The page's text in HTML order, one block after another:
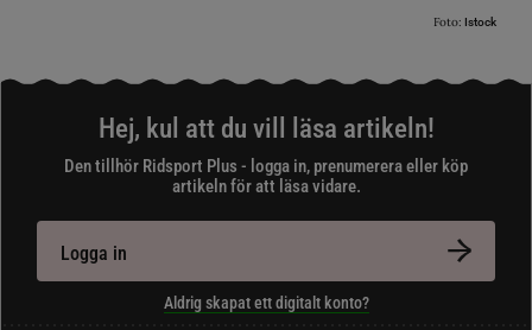
Foto: Istock
Hej, kul att du vill läsa artikeln!
Den tillhör Ridsport Plus - logga in, prenumerera eller köp
artikeln för att läsa vidare.
Logga in
Aldrig skapat ett digitalt konto?